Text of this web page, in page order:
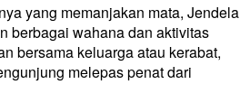
yang memanjakan mata, Jendela
berbagai wahana dan aktivitas
bersama keluarga atau kerabat,
melepas penat dari